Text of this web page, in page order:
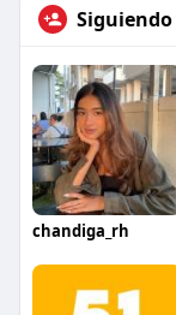
Siguiendo
chandiga_rh